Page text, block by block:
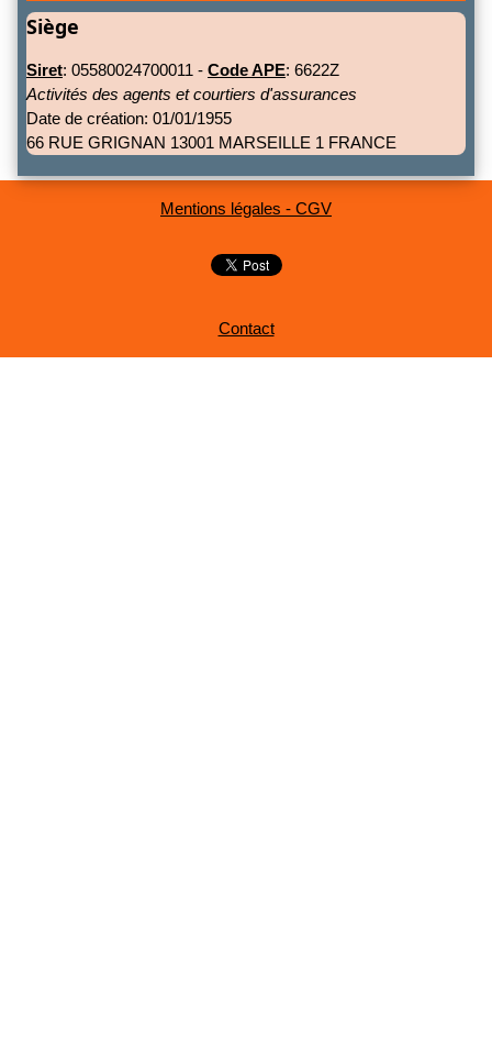
Siège
Siret: 05580024700011 - Code APE: 6622Z
Activités des agents et courtiers d'assurances
Date de création: 01/01/1955
66 RUE GRIGNAN 13001 MARSEILLE 1 FRANCE
Mentions légales - CGV
Contact